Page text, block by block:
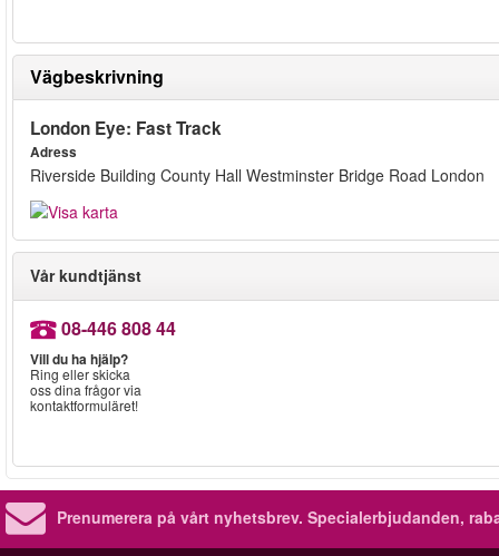
Vägbeskrivning
London Eye: Fast Track
Adress
Riverside Building County Hall Westminster Bridge Road London
Vår kundtjänst
08-446 808 44
Vill du ha hjälp?
Ring eller skicka
oss dina frågor via
kontaktformuläret!
Prenumerera på vårt nyhetsbrev. Specialerbjudanden,